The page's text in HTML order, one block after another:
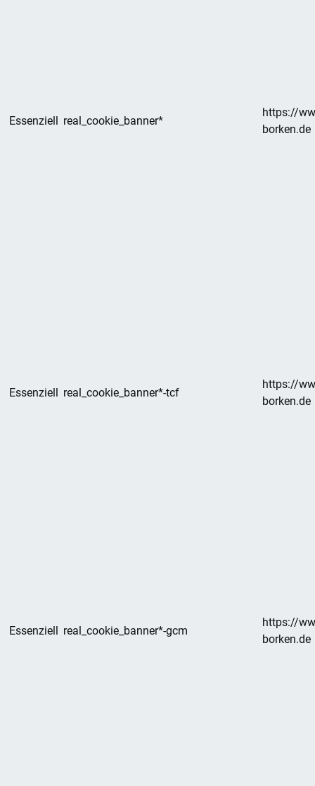
Essenziell real_cookie_banner*
https://
borken.de
Essenziell real_cookie_banner*-tcf
https://
borken.de
Essenziell real_cookie_banner*-gcm
https://
borken.de